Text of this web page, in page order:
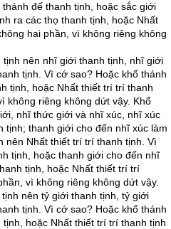
đế thanh tịnh, hoặc sắc giới
ra các thọ thanh tịnh, hoặc Nhất
hai phần, vì không riêng không
nên nhĩ giới thanh tịnh, nhĩ giới
tịnh. Vì cớ sao? Hoặc khổ thánh
tịnh, hoặc Nhất thiết trí trí thanh
không riêng không dứt vậy. Khổ
nhĩ thức giới và nhĩ xúc, nhĩ xúc
tịnh; thanh giới cho đến nhĩ xúc làm
nên Nhất thiết trí trí thanh tịnh. Vì
tịnh, hoặc thanh giới cho đến nhĩ
tịnh, hoặc Nhất thiết trí trí
vì không riêng không dứt vậy.
nên tỷ giới thanh tịnh, tỷ giới
tịnh. Vì cớ sao? Hoặc khổ thánh
hoặc Nhất thiết trí trí thanh tịnh